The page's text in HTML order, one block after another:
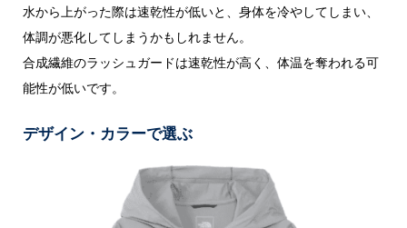
水から上がった際は速乾性が低いと、身体を冷やしてしまい、
体調が悪化してしまうかもしれません。
合成繊維のラッシュガードは速乾性が高く、体温を奪われる可
能性が低いです。
デザイン・カラーで選ぶ